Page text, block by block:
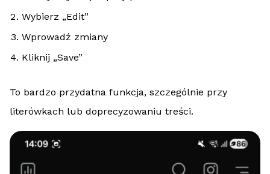
Wybierz „Edit”
Wprowadź zmiany
Kliknij „Save”
To bardzo przydatna funkcja, szczególnie przy
literówkach lub doprecyzowaniu treści.